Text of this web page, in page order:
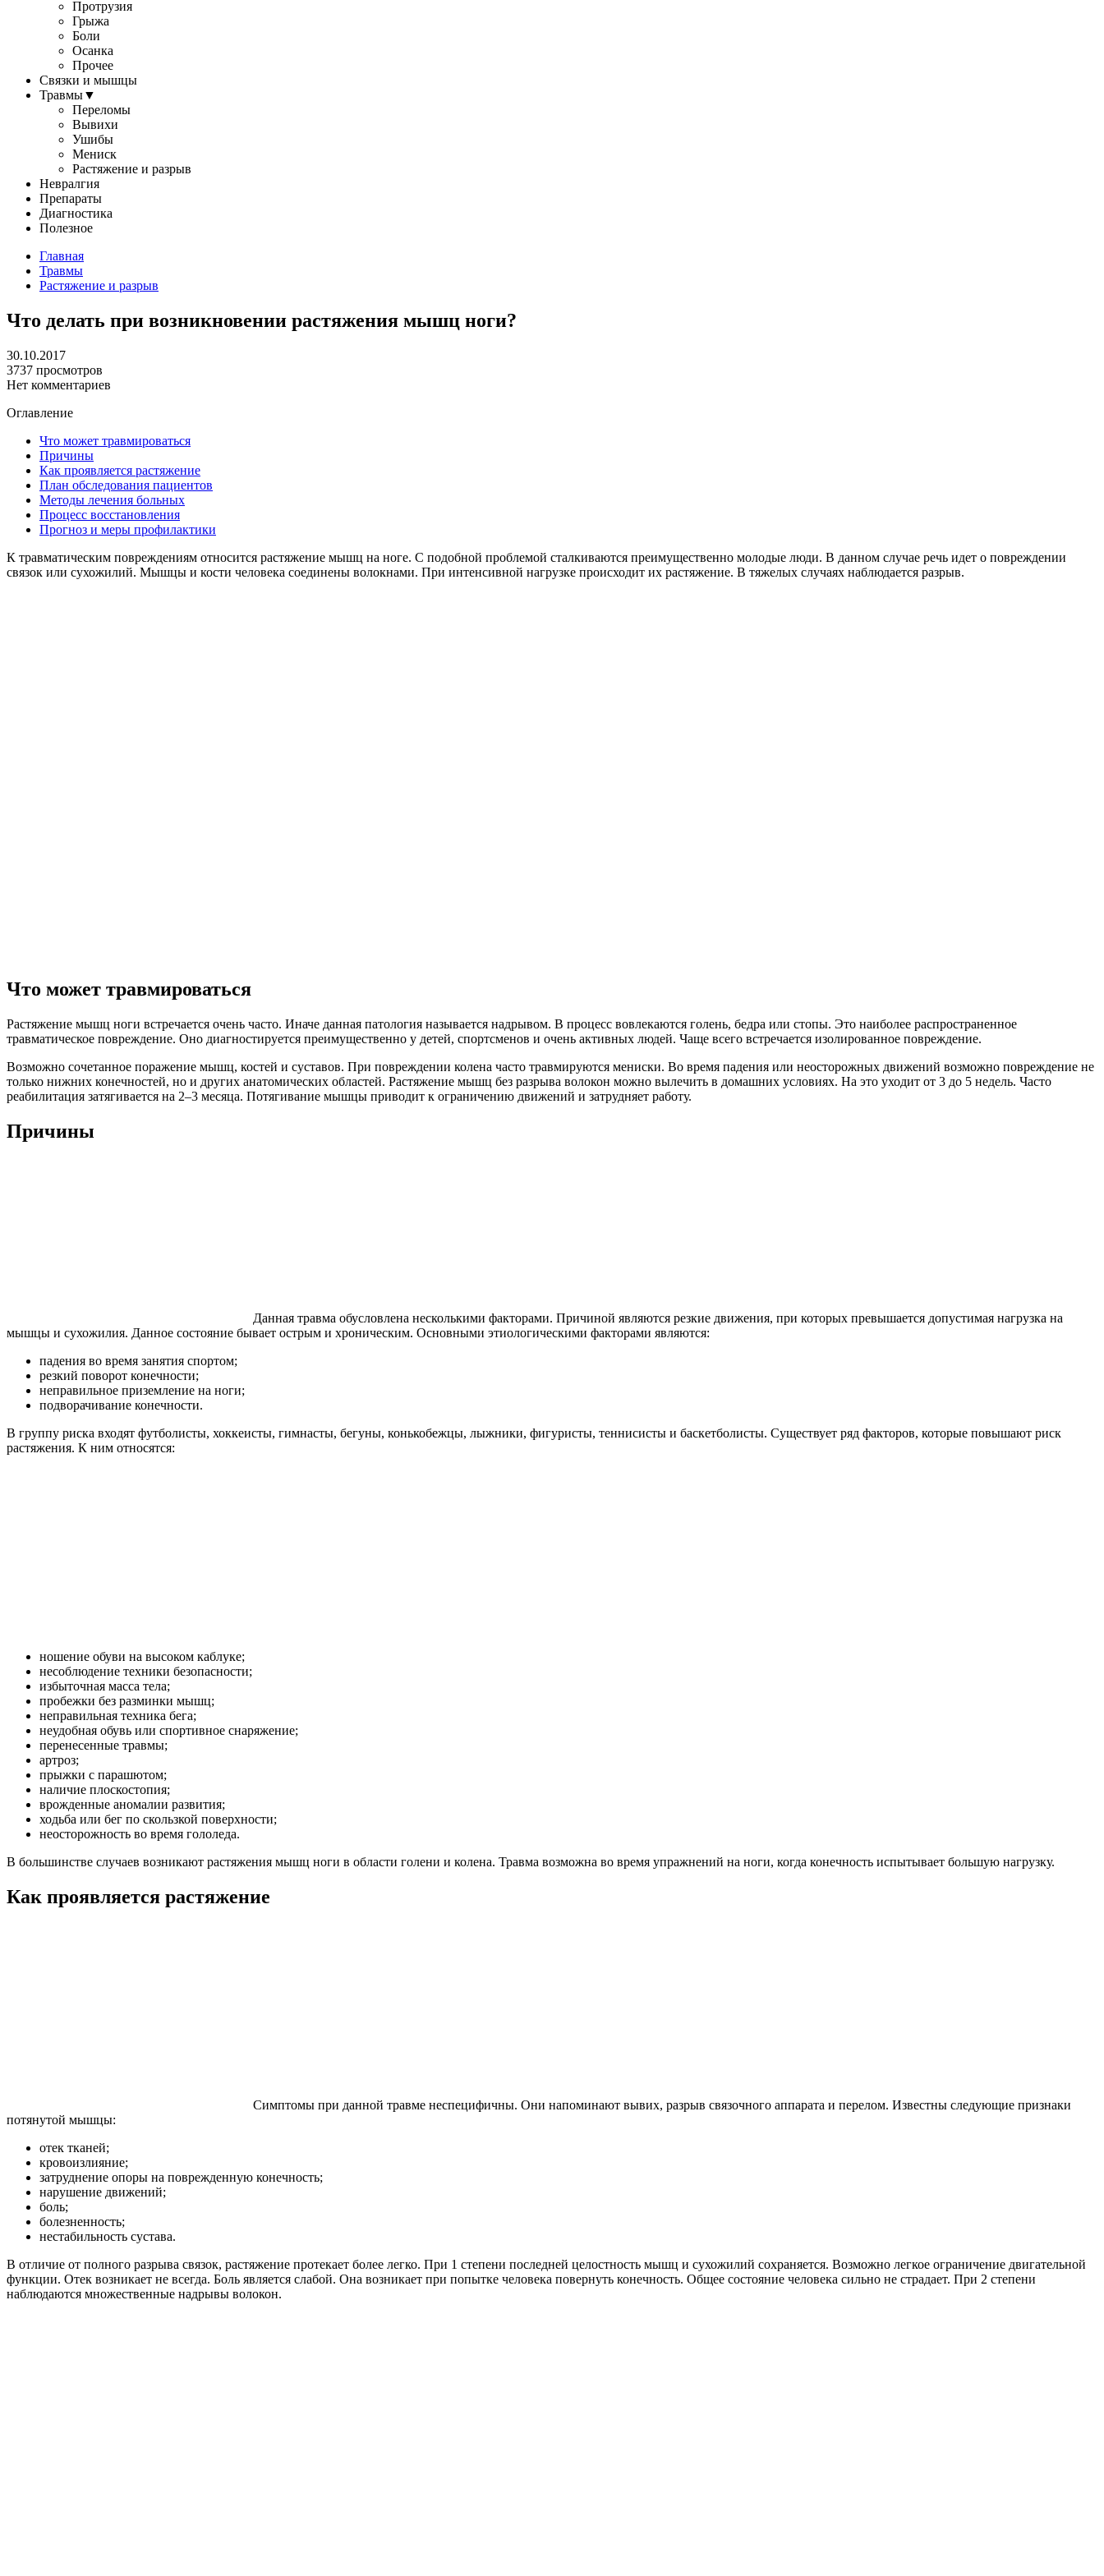
Протрузия
Грыжа
Боли
Осанка
Прочее
Связки и мышцы
Травмы▼
Переломы
Вывихи
Ушибы
Мениск
Растяжение и разрыв
Невралгия
Препараты
Диагностика
Полезное
Главная
Травмы
Растяжение и разрыв
Что делать при возникновении растяжения мышц ноги?
30.10.2017
3737 просмотров
Нет комментариев
Оглавление
Что может травмироваться
Причины
Как проявляется растяжение
План обследования пациентов
Методы лечения больных
Процесс восстановления
Прогноз и меры профилактики
К травматическим повреждениям относится растяжение мышц на ноге. С подобной проблемой сталкиваются преимущественно молодые люди. В данном случае речь идет о повреждении
связок или сухожилий. Мышцы и кости человека соединены волокнами. При интенсивной нагрузке происходит их растяжение. В тяжелых случаях наблюдается разрыв.
Что может травмироваться
Растяжение мышц ноги встречается очень часто. Иначе данная патология называется надрывом. В процесс вовлекаются голень, бедра или стопы. Это наиболее распространенное
травматическое повреждение. Оно диагностируется преимущественно у детей, спортсменов и очень активных людей. Чаще всего встречается изолированное повреждение.
Возможно сочетанное поражение мышц, костей и суставов. При повреждении колена часто травмируются мениски. Во время падения или неосторожных движений возможно повреждение не
только нижних конечностей, но и других анатомических областей. Растяжение мышц без разрыва волокон можно вылечить в домашних условиях. На это уходит от 3 до 5 недель. Часто
реабилитация затягивается на 2–3 месяца. Потягивание мышцы приводит к ограничению движений и затрудняет работу.
Причины
Данная травма обусловлена несколькими факторами. Причиной являются резкие движения, при которых превышается допустимая нагрузка на
мышцы и сухожилия. Данное состояние бывает острым и хроническим. Основными этиологическими факторами являются:
падения во время занятия спортом;
резкий поворот конечности;
неправильное приземление на ноги;
подворачивание конечности.
В группу риска входят футболисты, хоккеисты, гимнасты, бегуны, конькобежцы, лыжники, фигуристы, теннисисты и баскетболисты. Существует ряд факторов, которые повышают риск
растяжения. К ним относятся:
ношение обуви на высоком каблуке;
несоблюдение техники безопасности;
избыточная масса тела;
пробежки без разминки мышц;
неправильная техника бега;
неудобная обувь или спортивное снаряжение;
перенесенные травмы;
артроз;
прыжки с парашютом;
наличие плоскостопия;
врожденные аномалии развития;
ходьба или бег по скользкой поверхности;
неосторожность во время гололеда.
В большинстве случаев возникают растяжения мышц ноги в области голени и колена. Травма возможна во время упражнений на ноги, когда конечность испытывает большую нагрузку.
Как проявляется растяжение
Симптомы при данной травме неспецифичны. Они напоминают вывих, разрыв связочного аппарата и перелом. Известны следующие признаки
потянутой мышцы:
отек тканей;
кровоизлияние;
затруднение опоры на поврежденную конечность;
нарушение движений;
боль;
болезненность;
нестабильность сустава.
В отличие от полного разрыва связок, растяжение протекает более легко. При 1 степени последней целостность мышц и сухожилий сохраняется. Возможно легкое ограничение двигательной
функции. Отек возникает не всегда. Боль является слабой. Она возникает при попытке человека повернуть конечность. Общее состояние человека сильно не страдает. При 2 степени
наблюдаются множественные надрывы волокон.